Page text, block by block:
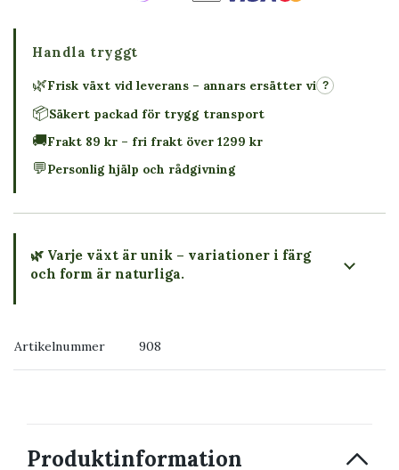
Handla tryggt
🌿Frisk växt vid leverans – annars ersätter vi ?
📦Säkert packad för trygg transport
🚚Frakt 89 kr – fri frakt över 1299 kr
💬Personlig hjälp och rådgivning
🌿 Varje växt är unik – variationer i färg
och form är naturliga.
Artikelnummer 908
Produktinformation